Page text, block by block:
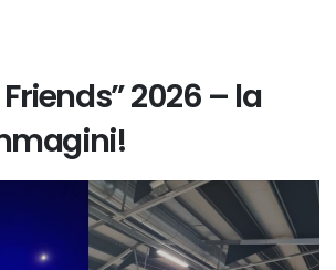
2026 – la